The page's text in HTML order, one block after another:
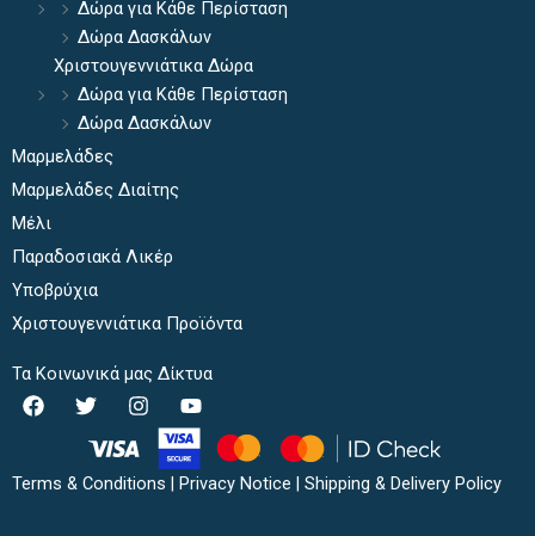
Δώρα για Κάθε Περίσταση
Δώρα Δασκάλων
Χριστουγεννιάτικα Δώρα
Δώρα για Κάθε Περίσταση
Δώρα Δασκάλων
Μαρμελάδες
Μαρμελάδες Διαίτης
Μέλι
Παραδοσιακά Λικέρ
Υποβρύχια
Χριστουγεννιάτικα Προϊόντα
Τα Κοινωνικά μας Δίκτυα
F
a
b
T
w
i
t
I
n
t
a
Y
o
u
t
u
Terms & Conditions | Privacy Notice | Shipping & Delivery Policy